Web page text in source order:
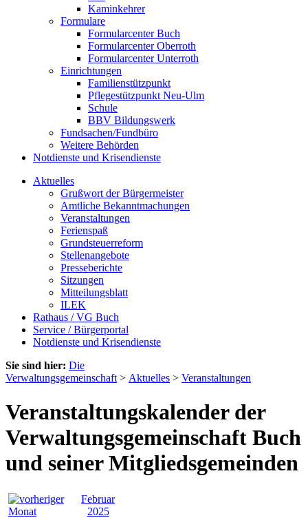
Kaminkehrer
Formulare
Formularcenter Buch
Formularcenter Oberroth
Formularcenter Unterroth
Einrichtungen
Familienstützpunkt
Pflegestützpunkt Neu-Ulm
Schule
BBV Bildungswerk
Fundsachen/Fundbüro
Weitere Behörden
Notdienste und Krisendienste
Aktuelles
Grußwort der Bürgermeister
Amtliche Bekanntmachungen
Veranstaltungen
Ferienspaß
Grundsteuerreform
Stellenangebote
Presseberichte
Sitzungen
Mitteilungsblatt
ILEK
Rathaus / VG Buch
Service / Bürgerportal
Notdienste und Krisendienste
Sie sind hier: Die
Verwaltungsgemeinschaft > Aktuelles > Veranstaltungen
Veranstaltungskalender der
Verwaltungsgemeinschaft Buch
und seiner Mitgliedsgemeinden
Februar
2025